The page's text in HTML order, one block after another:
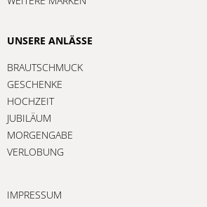
UNSERE ANLÄSSE
BRAUTSCHMUCK
GESCHENKE
HOCHZEIT
JUBILÄUM
MORGENGABE
VERLOBUNG
IMPRESSUM